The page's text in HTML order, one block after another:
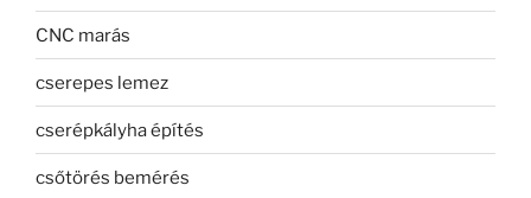
CNC marás
cserepes lemez
cserépkályha építés
csőtörés bemérés